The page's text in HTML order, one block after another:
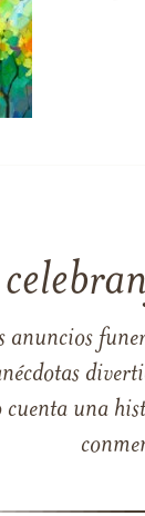
anuncios
una